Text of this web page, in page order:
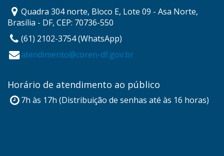
Quadra 304 norte, Bloco E, Lote 09 - Asa Norte,
Brasília - DF, CEP: 70736-550
(61) 2102-3754 (WhatsApp)
atendimento@coren-df.gov.br
Horário de atendimento ao público
7h às 17h (Distribuição de senhas até às 16 horas)